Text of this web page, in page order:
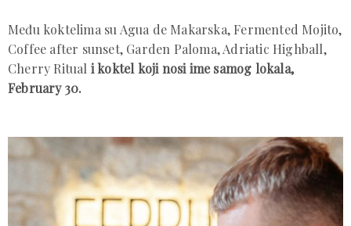
Među koktelima su Agua de Makarska, Fermented Mojito,
Coffee after sunset, Garden Paloma, Adriatic Highball,
Cherry Ritual i koktel koji nosi ime samog lokala,
February 30.